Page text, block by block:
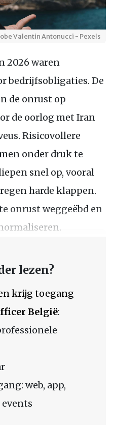
Valentin Antonucci - Pexels
2026 waren
bedrijfsobligaties. De
de onrust op
de oorlog met Iran
Risicovollere
onder druk te
snel op, vooral
harde klappen.
onrust weggeëbd en
lezen?
krijg toegang
België:
web, app,